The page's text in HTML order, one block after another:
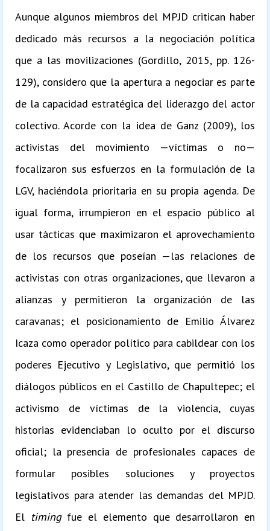
Aunque algunos miembros del MPJD critican haber
dedicado más recursos a la negociación política
que a las movilizaciones (Gordillo, 2015, pp. 126-
129), considero que la apertura a negociar es parte
de la capacidad estratégica del liderazgo del actor
colectivo. Acorde con la idea de Ganz (2009), los
activistas del movimiento —víctimas o no—
focalizaron sus esfuerzos en la formulación de la
LGV, haciéndola prioritaria en su propia agenda. De
igual forma, irrumpieron en el espacio público al
usar tácticas que maximizaron el aprovechamiento
de los recursos que poseían —las relaciones de
activistas con otras organizaciones, que llevaron a
alianzas y permitieron la organización de las
caravanas; el posicionamiento de Emilio Álvarez
Icaza como operador político para cabildear con los
poderes Ejecutivo y Legislativo, que permitió los
diálogos públicos en el Castillo de Chapultepec; el
activismo de víctimas de la violencia, cuyas
historias evidenciaban lo oculto por el discurso
oficial; la presencia de profesionales capaces de
formular posibles soluciones y proyectos
legislativos para atender las demandas del MPJD.
El timingfue el elemento que desarrollaron en